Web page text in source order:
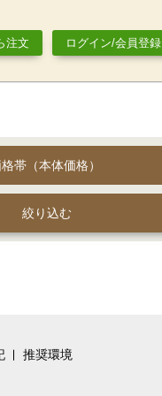
注文 ログイン/会員登録
帯（本体価格）
推奨環境